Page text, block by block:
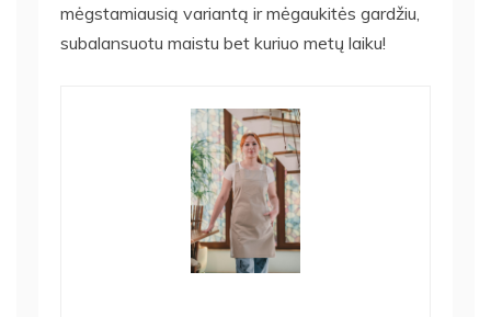
mėgstamiausią variantą ir mėgaukitės gardžiu,
subalansuotu maistu bet kuriuo metų laiku!